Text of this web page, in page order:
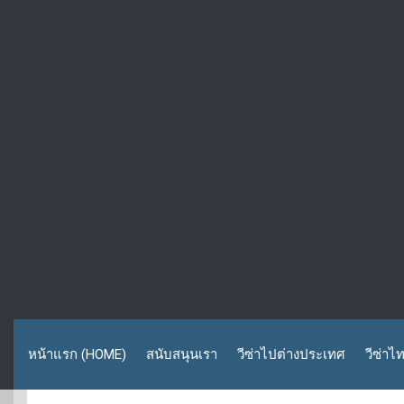
หน้าแรก (HOME) สนับสนุนเรา วีซ่าไปต่างประเทศ วีซ่าไ